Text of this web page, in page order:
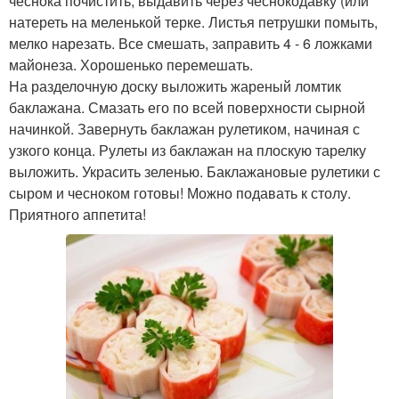
натереть на меленькой терке. Листья петрушки помыть,
мелко нарезать. Все смешать, заправить 4 - 6 ложками
майонеза. Хорошенько перемешать.
На разделочную доску выложить жареный ломтик
баклажана. Смазать его по всей поверхности сырной
начинкой. Завернуть баклажан рулетиком, начиная с
узкого конца. Рулеты из баклажан на плоскую тарелку
выложить. Украсить зеленью. Баклажановые рулетики с
сыром и чесноком готовы! Можно подавать к столу.
Приятного аппетита!